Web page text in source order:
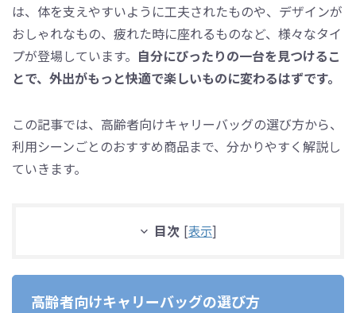
は、体を支えやすいように工夫されたものや、デザインが
おしゃれなもの、疲れた時に座れるものなど、様々なタイ
プが登場しています。 自分にぴったりの一台を見つけるこ
とで、外出がもっと快適で楽しいものに変わるはずです。
この記事では、高齢者向けキャリーバッグの選び方から、
利用シーンごとのおすすめ商品まで、分かりやすく解説し
ていきます。
目次 [表示]
高齢者向けキャリーバッグの選び方